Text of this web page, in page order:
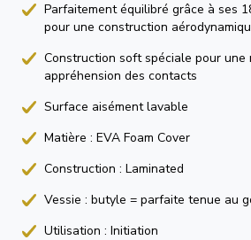
Parfaitement équilibré grâce à ses
pour une construction
Construction soft spéciale pour une
appréhension des contacts
Surface aisément lavable
Matière : EVA Foam Cover
Construction : Laminated
Vessie : butyle = parfaite tenue au
Utilisation : Initiation